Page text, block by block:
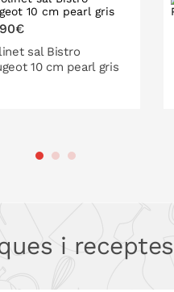
especial per a
d'història han
d'espècies,
Peugeot s'expressa
un sistema patentat
sal Bistro
10 cm pearl gris
i receptes